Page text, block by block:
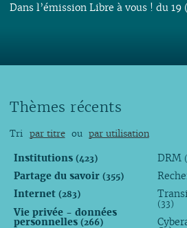
Dans l’émission Libre à vous ! du 19
Thèmes récents
Tri par titre ou par utilisation
Institutions (423)
Partage du savoir (355)
Internet (283)
Vie privée - données
personnelles (266)
DRM
(33)